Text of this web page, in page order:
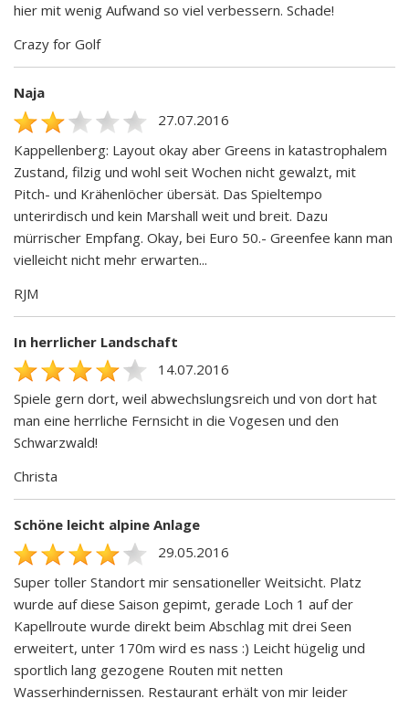
hier mit wenig Aufwand so viel verbessern. Schade!
Crazy for Golf
Naja
27.07.2016
Kappellenberg: Layout okay aber Greens in katastrophalem
Zustand, filzig und wohl seit Wochen nicht gewalzt, mit
Pitch- und Krähenlöcher übersät. Das Spieltempo
unterirdisch und kein Marshall weit und breit. Dazu
mürrischer Empfang. Okay, bei Euro 50.- Greenfee kann man
vielleicht nicht mehr erwarten...
RJM
In herrlicher Landschaft
14.07.2016
Spiele gern dort, weil abwechslungsreich und von dort hat
man eine herrliche Fernsicht in die Vogesen und den
Schwarzwald!
Christa
Schöne leicht alpine Anlage
29.05.2016
Super toller Standort mir sensationeller Weitsicht. Platz
wurde auf diese Saison gepimt, gerade Loch 1 auf der
Kapellroute wurde direkt beim Abschlag mit drei Seen
erweitert, unter 170m wird es nass :) Leicht hügelig und
sportlich lang gezogene Routen mit netten
Wasserhindernissen. Restaurant erhält von mir leider